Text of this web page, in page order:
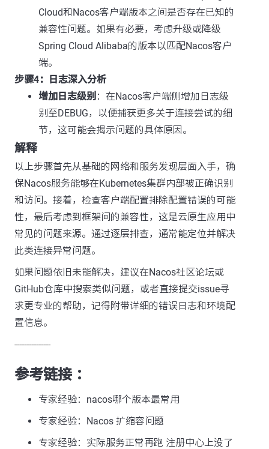
Cloud和Nacos客户端版本之间是否存在已知的
兼容性问题。如果有必要，考虑升级或降级
Spring Cloud Alibaba的版本以匹配Nacos客户
端。
步骤4：日志深入分析
增加日志级别 ：在Nacos客户端侧增加日志级
别至DEBUG，以便捕获更多关于连接尝试的细
节，这可能会揭示问题的具体原因。
解释
以上步骤首先从基础的网络和服务发现层面入手，确
保Nacos服务能够在Kubernetes集群内部被正确识别
和访问。接着，检查客户端配置排除配置错误的可能
性，最后考虑到框架间的兼容性，这是云原生应用中
常见的问题来源。通过逐层排查，通常能定位并解决
此类连接异常问题。
如果问题依旧未能解决，建议在Nacos社区论坛或
GitHub仓库中搜索类似问题，或者直接提交issue寻
求更专业的帮助，记得附带详细的错误日志和环境配
置信息。
---------------
参考链接 ：
专家经验：nacos哪个版本最常用
专家经验：Nacos 扩缩容问题
专家经验：实际服务正常再跑 注册中心上没了